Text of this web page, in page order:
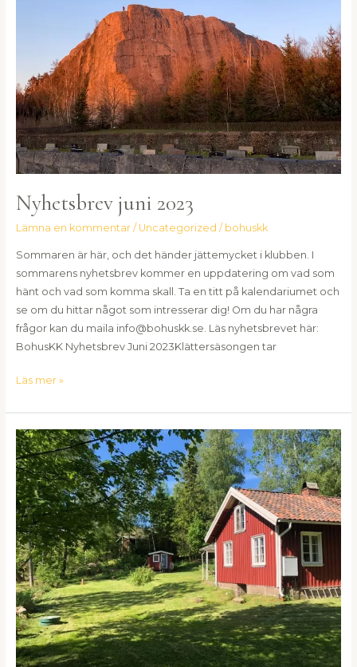
Nyhetsbrev juni 2023
Lämna en kommentar / Uncategorized / bohuskk
Sommaren är här, och det händer jättemycket i klubben. I
sommarens nyhetsbrev kommer en uppdatering om vad som
hänt och vad som komma skall. Ta en titt på kalendariumet och
se om du hittar något som intresserar dig! Om du har några
frågor kan du maila info@bohuskk.se. Läs nyhetsbrevet här:
BohusKK Nyhetsbrev Juni 2023Klättersäsongen tar
Läs mer »
Medlemsmöte:
klubbstugan